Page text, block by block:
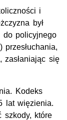
i
był
do policyjnego
zasłaniając się
Kodeks
lat więzienia.
szkody, które